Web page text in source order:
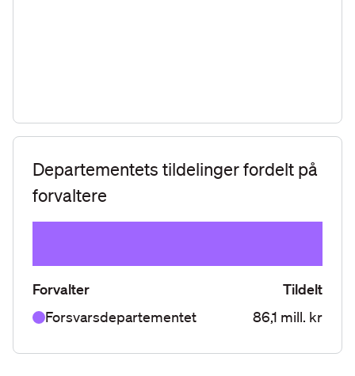
Departementets tildelinger fordelt på
forvaltere
Forvalter
Tildelt
Forsvarsdepartementet
86,1 mill. kr